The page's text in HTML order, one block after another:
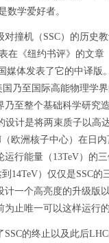
学爱好者。
对撞机（SSC）的历史
在《纽约书评》的文章
媒体发表了它的中译版
国乃至国际高能物理学
乃至整个基础科学研究
设计是将两束质子以高
欧洲核子中心）在日
运行能量（13TeV）的
到14TeV）仅仅是SSC
计一个高亮度的升级版
止唯一可以这样运行的
的终止以及此后LHC